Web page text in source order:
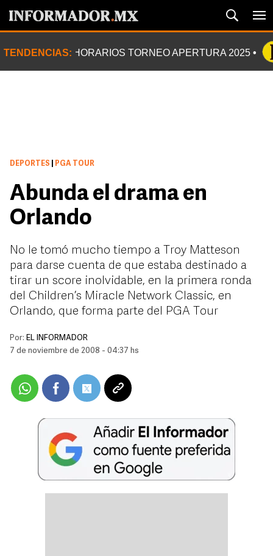
TENDENCIAS: HORARIOS TORNEO APERTURA 2025
DEPORTES PGA TOUR
Abunda el drama en
Orlando
No le tomó mucho tiempo a Troy Matteson
para darse cuenta de que estaba destinado a
tirar un score inolvidable, en la primera ronda
del Children’s Miracle Network Classic, en
Orlando, que forma parte del PGA Tour
Por: EL INFORMADOR
7 de noviembre de 2008 - 04:37 hs